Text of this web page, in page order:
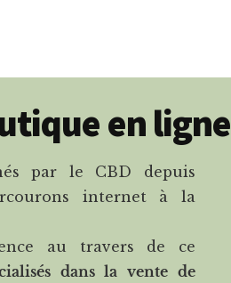
en ligne
par le CBD depuis
internet à la
au travers de ce
dans la vente de